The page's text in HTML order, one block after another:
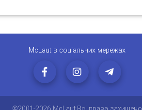
McLaut в соціальних мережах